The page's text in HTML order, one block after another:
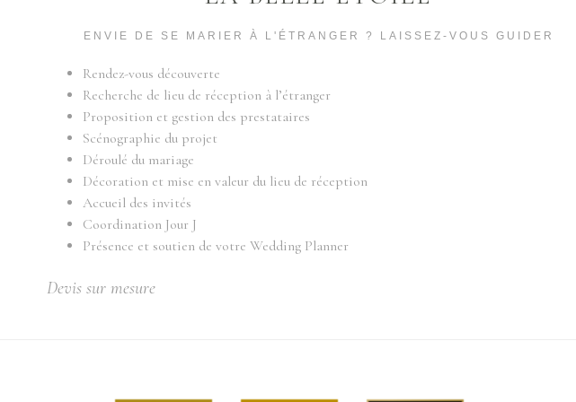
ENVIE DE SE MARIER À L'ÉTRANGER ? LAISSEZ-VOUS GUIDER
Rendez-vous découverte
Recherche de lieu de réception à l’étranger
Proposition et gestion des prestataires
Scénographie du projet
Déroulé du mariage
Décoration et mise en valeur du lieu de réception
Accueil des invités
Coordination Jour J
Présence et soutien de votre Wedding Planner
Devis sur mesure